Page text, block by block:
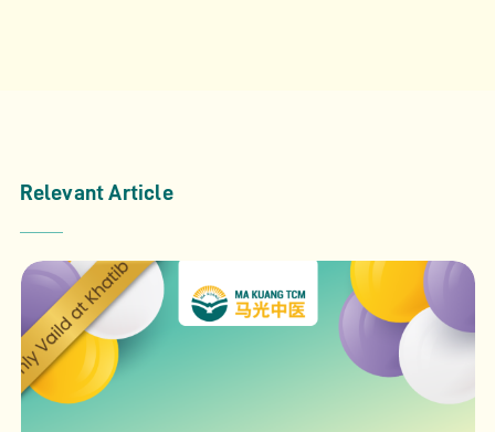
Relevant Article